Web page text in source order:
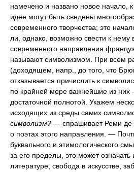
намечено и названо новое начало,
идее могут быть сведены
современного творчества; это
ли, однако, возможно свести к нему
современного направления
называют символизмом. При всем
(доходящем, напр., до того, что
отказывается причислить к
по крайней мере важнейшие из них
достаточной полнотой. Укажем
исходящих из среды самих
символизм? — спрашивает Реми де
о поэтах этого направления. —
буквального и этимологического
за его пределы, это может означать
литературе, свобода в искусстве,